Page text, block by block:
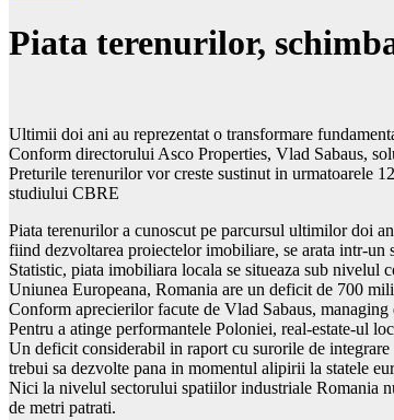
Piata terenurilor,
Ultimii doi ani au reprezentat o transformare
Conform directorului Asco Properties, Vlad Sabaus,
Preturile terenurilor vor creste sustinut in urmatoarele
studiului CBRE
Piata terenurilor a cunoscut pe parcursul ultimilor doi
fiind dezvoltarea proiectelor imobiliare, se arata intr-
Statistic, piata imobiliara locala se situeaza sub nivelul
Uniunea Europeana, Romania are un deficit de 700
Conform aprecierilor facute de Vlad Sabaus,
Pentru a atinge performantele Poloniei, real-estate-ul
Un deficit considerabil in raport cu surorile de
trebui sa dezvolte pana in momentul alipirii la statele
Nici la nivelul sectorului spatiilor industriale Romania
de metri patrati.